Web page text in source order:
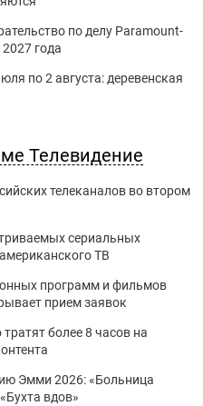
по делу Paramount-
года
по 2 августа: деревенская
Телевидение
телеканалов во втором
сериальных
ТВ
программ и фильмов
прием заявок
более 8 часов на
Эмми 2026: «Больница
вдов»